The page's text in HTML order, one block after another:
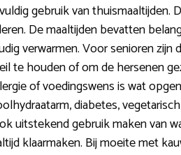
gebruik van thuismaaltijden.
De maaltijden bevatten
verwarmen. Voor senioren
te houden of om de hersenen
of voedingswens is wat
diabetes,
uitstekend gebruik maken van
klaarmaken. Bij moeite met